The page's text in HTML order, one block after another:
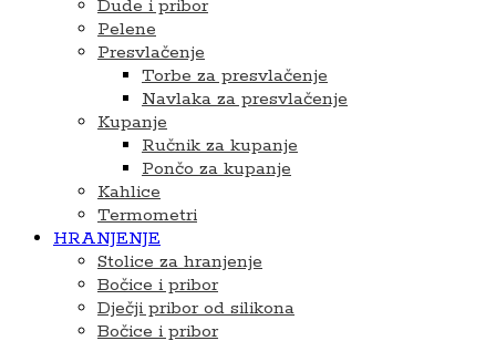
Dude i pribor
Pelene
Presvlačenje
Torbe za presvlačenje
Navlaka za presvlačenje
Kupanje
Ručnik za kupanje
Pončo za kupanje
Kahlice
Termometri
HRANJENJE
Stolice za hranjenje
Bočice i pribor
Dječji pribor od silikona
Bočice i pribor